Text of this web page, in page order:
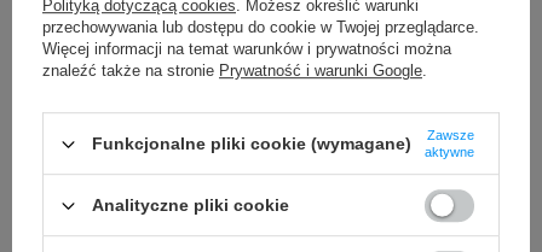
Szczegółowe dane
Polityką dotyczącą cookies. Możesz określić warunki
przechowywania lub dostępu do cookie w Twojej przeglądarce.
Więcej informacji na temat warunków i prywatności można
znaleźć także na stronie Prywatność i warunki Google.
Funkcjonalne pliki cookie (wymagane)
Zawsze
aktywne
Analityczne pliki cookie